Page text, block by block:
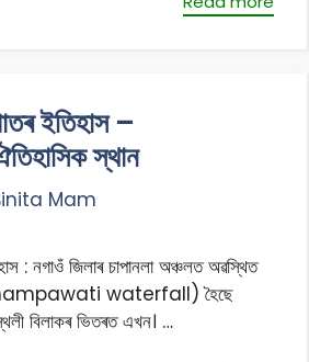
ইতিহাস –
স্থান
Mam
: নগাওঁ জিলাৰ চাপানলা অঞ্চলত অৱস্থিত
waterfall) হৈছে
বিলাকৰ ভিতৰত এখন। …